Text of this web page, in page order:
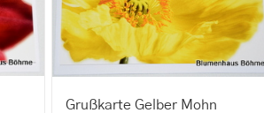
Grußkarte Gelber Mohn